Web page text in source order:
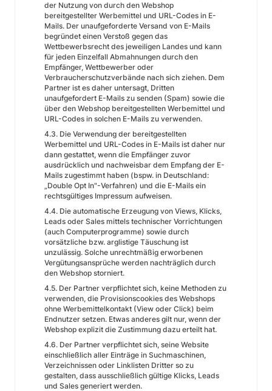
der Nutzung von durch den Webshop
bereitgestellter Werbemittel und URL-Codes in E-
Mails. Der unaufgeforderte Versand von E-Mails
begründet einen Verstoß gegen das
Wettbewerbsrecht des jeweiligen Landes und kann
für jeden Einzelfall Abmahnungen durch den
Empfänger, Wettbewerber oder
Verbraucherschutzverbände nach sich ziehen. Dem
Partner ist es daher untersagt, Dritten
unaufgefordert E-Mails zu senden (Spam) sowie die
über den Webshop bereitgestellten Werbemittel und
URL-Codes in solchen E-Mails zu verwenden.
4.3. Die Verwendung der bereitgestellten
Werbemittel und URL-Codes in E-Mails ist daher nur
dann gestattet, wenn die Empfänger zuvor
ausdrücklich und nachweisbar dem Empfang der E-
Mails zugestimmt haben (bspw. in Deutschland:
„Double Opt In"-Verfahren) und die E-Mails ein
rechtsgültiges Impressum aufweisen.
4.4. Die automatische Erzeugung von Views, Klicks,
Leads oder Sales mittels technischer Vorrichtungen
(auch Computerprogramme) sowie durch
vorsätzliche bzw. arglistige Täuschung ist
unzulässig. Solche unrechtmäßig erworbenen
Vergütungsansprüche werden nachträglich durch
den Webshop storniert.
4.5. Der Partner verpflichtet sich, keine Methoden zu
verwenden, die Provisionscookies des Webshops
ohne Werbemittelkontakt (View oder Click) beim
Endnutzer setzen. Etwas anderes gilt nur, wenn der
Webshop explizit die Zustimmung dazu erteilt hat.
4.6. Der Partner verpflichtet sich, seine Website
einschließlich aller Einträge in Suchmaschinen,
Verzeichnissen oder Linklisten Dritter so zu
gestalten, dass ausschließlich gültige Klicks, Leads
und Sales generiert werden.